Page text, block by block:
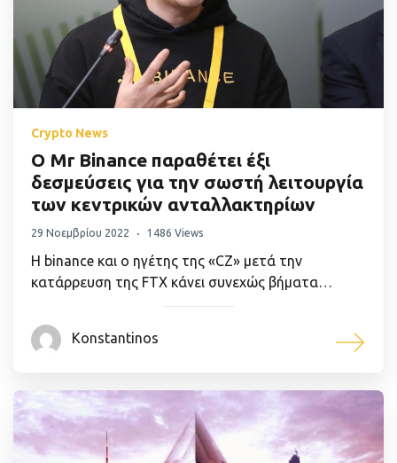
Crypto News
Ο Mr Binance παραθέτει έξι
δεσμεύσεις για την σωστή λειτουργία
των κεντρικών ανταλλακτηρίων
29 Νοεμβρίου 2022 1486 Views
Η binance και ο ηγέτης της «CZ» μετά την
κατάρρευση της FTX κάνει συνεχώς βήματα…
Konstantinos